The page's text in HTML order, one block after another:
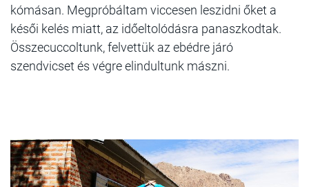
kómásan. Megpróbáltam viccesen leszidni őket a
késői kelés miatt, az időeltolódásra panaszkodtak.
Összecuccoltunk, felvettük az ebédre járó
szendvicset és végre elindultunk mászni.